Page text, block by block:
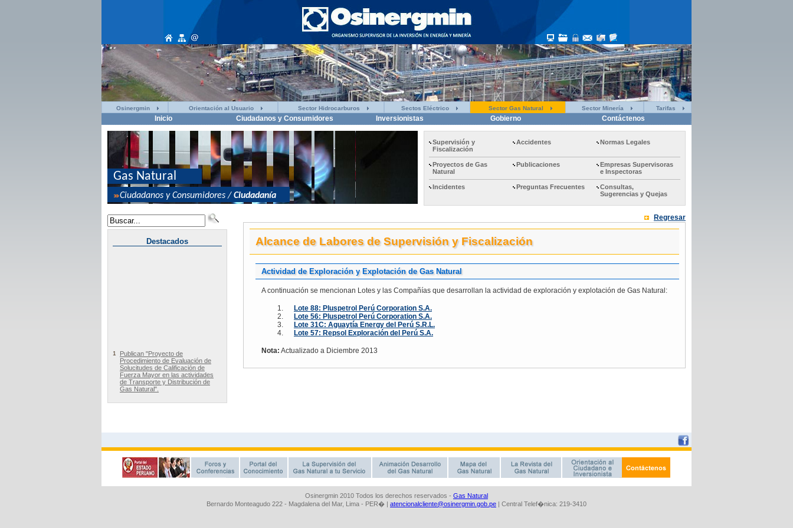
Osinergmin Orientación al Usuario Sector Hidrocarburos Sectos Eléctrico Sector Gas Natural Sector Minería Tarifas
Inicio Ciudadanos y Consumidores Inversionistas Gobierno Contáctenos
Supervisión y
Fiscalización
Accidentes Normas Legales
Proyectos de Gas
Natural
Publicaciones
Empresas Supervisoras
e Inspectoras
Incidentes Preguntas Frecuentes
Consultas,
Sugerencias y Quejas
Osinergmin 2010 Todos los derechos reservados - Gas Natural
Bernardo Monteagudo 222 - Magdalena del Mar, Lima - PER� | atencionalcliente@osinergmin.gob.pe | Central Telef�nica: 219-3410